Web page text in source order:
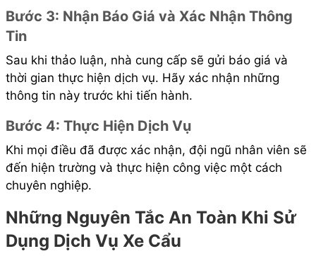
Bước 3: Nhận Báo Giá và Xác Nhận Thông
Tin
Sau khi thảo luận, nhà cung cấp sẽ gửi báo giá và
thời gian thực hiện dịch vụ. Hãy xác nhận những
thông tin này trước khi tiến hành.
Bước 4: Thực Hiện Dịch Vụ
Khi mọi điều đã được xác nhận, đội ngũ nhân viên sẽ
đến hiện trường và thực hiện công việc một cách
chuyên nghiệp.
Những Nguyên Tắc An Toàn Khi Sử
Dụng Dịch Vụ Xe Cẩu